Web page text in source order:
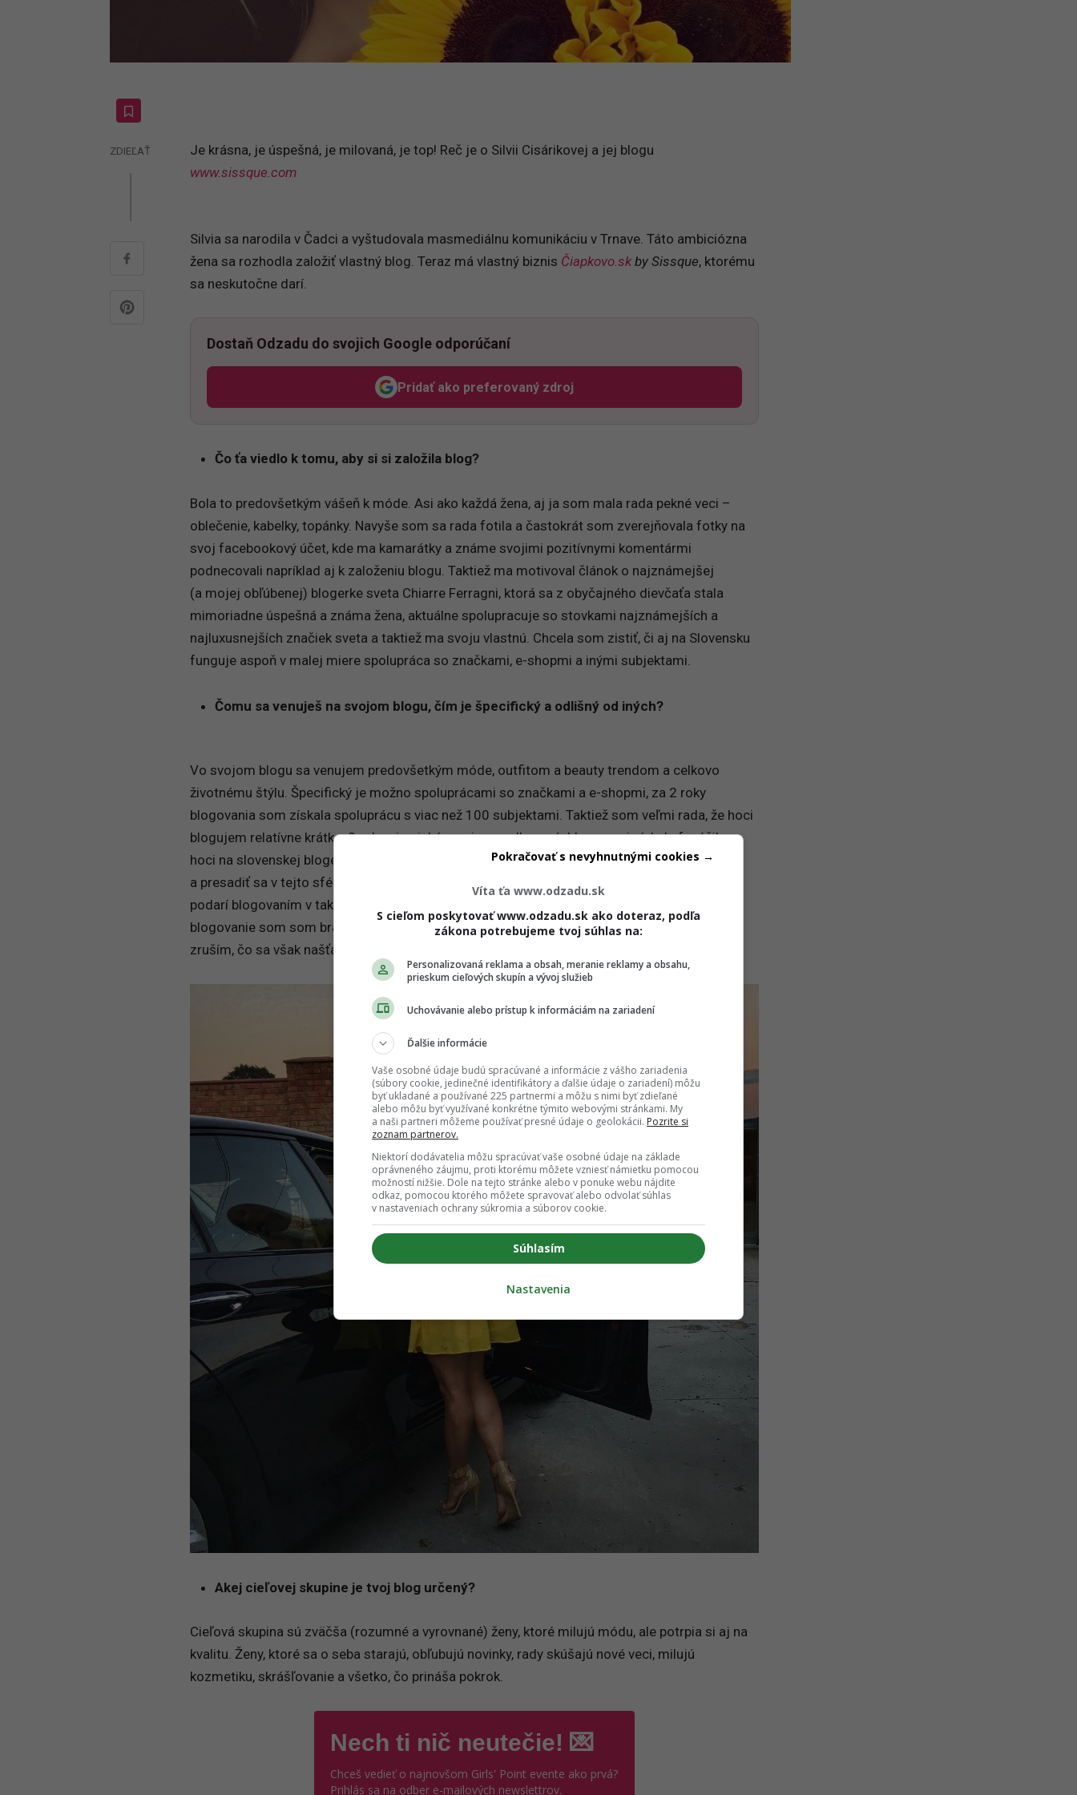
ZDIEĽAŤ
Je krásna, je úspešná, je milovaná, je top! Reč je o Silvii Cisárikovej a jej blogu
www.sissque.com
Silvia sa narodila v Čadci a vyštudovala masmediálnu komunikáciu v Trnave. Táto ambiciózna
žena sa rozhodla založiť vlastný blog. Teraz má vlastný biznis Čiapkovo.sk by Sissque, ktorému
sa neskutočne darí.
Dostaň Odzadu do svojich Google odporúčaní
Pridať ako preferovaný zdroj
Odzadu, odkaz sa otvorí v novom okne
Čo ťa viedlo k tomu, aby si si založila blog?
Bola to predovšetkým vášeň k móde. Asi ako každá žena, aj ja som mala rada pekné veci –
oblečenie, kabelky, topánky. Navyše som sa rada fotila a častokrát som zverejňovala fotky na
svoj facebookový účet, kde ma kamarátky a známe svojimi pozitívnymi komentármi
podnecovali napríklad aj k založeniu blogu. Taktiež ma motivoval článok o najznámejšej
(a mojej obľúbenej) blogerke sveta Chiarre Ferragni, ktorá sa z obyčajného dievčaťa stala
mimoriadne úspešná a známa žena, aktuálne spolupracuje so stovkami najznámejších a
najluxusnejších značiek sveta a taktiež ma svoju vlastnú. Chcela som zistiť, či aj na Slovensku
funguje aspoň v malej miere spolupráca so značkami, e-shopmi a inými subjektami.
Čomu sa venuješ na svojom blogu, čím je špecifický a odlišný od iných?
Vo svojom blogu sa venujem predovšetkým móde, outfitom a beauty trendom a celkovo
životnému štýlu. Špecifický je možno spoluprácami so značkami a e-shopmi, za 2 roky
blogovania som získala spoluprácu s viac než 100 subjektami. Taktiež som veľmi rada, že hoci
blogujem relatívne krátko, 2 roky aj nejaké mesiace, celkom rýchlo som si získala fanúšikov,
hoci na slovenskej blogerskej scéne už roky fungovalo veľké množstvo šikovných blogeriek
a presadiť sa v tejto sfére bolo možno o to náročnejšie. Spočiatku som ani neverila, že sa mi
podarí blogovaním v tak veľkom konkurenčnom prostredí niečo dosiahnúť a samotné
blogovanie som som brala asi tak, že vyskúšam na jeden rok, čo to obnáša a potom blog
zruším, čo sa však našťastie nestalo.
Akej cieľovej skupine je tvoj blog určený?
Cieľová skupina sú zväčša (rozumné a vyrovnané) ženy, ktoré milujú módu, ale potrpia si aj na
kvalitu. Ženy, ktoré sa o seba starajú, obľubujú novinky, rady skúšajú nové veci, milujú
kozmetiku, skrášľovanie a všetko, čo prináša pokrok.
Nech ti nič neutečie! 💌
Chceš vedieť o najnovšom Girls' Point evente ako prvá?
Prihlás sa na odber e-mailových newslettrov.
Víta ťa www.odzadu.sk
S cieľom poskytovať www.odzadu.sk ako doteraz, podľa
zákona potrebujeme tvoj súhlas na:
Personalizovaná reklama a obsah, meranie reklamy a obsahu,
prieskum cieľových skupín a vývoj služieb
Uchovávanie alebo prístup k informáciám na zariadení
Ďalšie informácie
Vaše osobné údaje budú spracúvané a informácie z vášho zariadenia
(súbory cookie, jedinečné identifikátory a ďalšie údaje o zariadení) môžu
byť ukladané a používané 225 partnermi a môžu s nimi byť zdieľané
alebo môžu byť využívané konkrétne týmito webovými stránkami. My
a naši partneri môžeme používať presné údaje o geolokácii. Pozrite si
zoznam partnerov.
Niektorí dodávatelia môžu spracúvať vaše osobné údaje na základe
oprávneného záujmu, proti ktorému môžete vzniesť námietku pomocou
možností nižšie. Dole na tejto stránke alebo v ponuke webu nájdite
odkaz, pomocou ktorého môžete spravovať alebo odvolať súhlas
v nastaveniach ochrany súkromia a súborov cookie.
Súhlasím
Pokračovať s nevyhnutnými cookies →
Nastavenia